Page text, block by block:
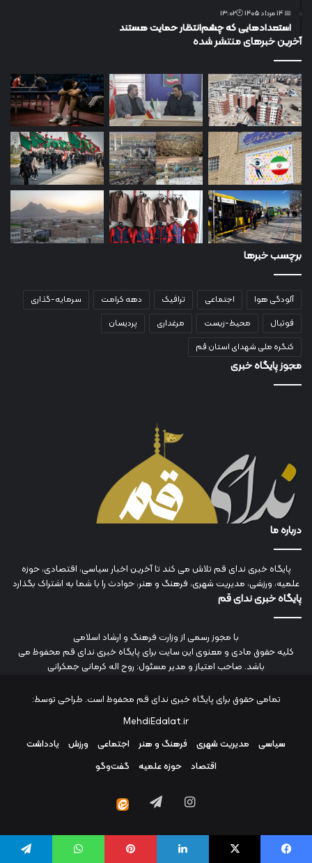
📅 14 مرداد 1405 🕙13:02
استعدادهایی که چشم‌انتظار حمایت هستند
آخرین خبرهای منتشر شده
برچسب خبرها
آلودگی هوا اجتماعی ترافیک دهه کرامت
سرمایه-گذاری
فوتبال
محیط-زیست مرغداری
پردیسان
کنگره ملی شهدای استان قم
مجوز پایگاه خبری
درباره ما
پایگاه خبری ندای قم تلاش می کند تا آخرین اخبار سیاسی، اقتصادی، حوزه
علمیه، ورزشی، مدیریت شهری، فرهنگ و هنر، حوادث را با شما به اشتراک بگذارد
پایگاه خبری ندای قم
با مجوز رسمی از وزارت فرهنگ و ارشاد اسلامی
کلیه حقوق مادی و معنوی این سایت برای پایگاه خبری ندای قم محفوظ می
باشد. صاحب امتیاز و مدیر مسئول: روح اله کرمانی جمکرانی
تمامی حقوق برای پایگاه خبری ندای قم محفوظ است. طراحی توسط:
MehdiEdalat.ir
سیاسی
مدیریت شهری فرهنگ و هنر اجتماعی ورزش
یادداشت
اقتصاد
حوزه علمیه گفت‌وگو
اینستاگرامتلگرام